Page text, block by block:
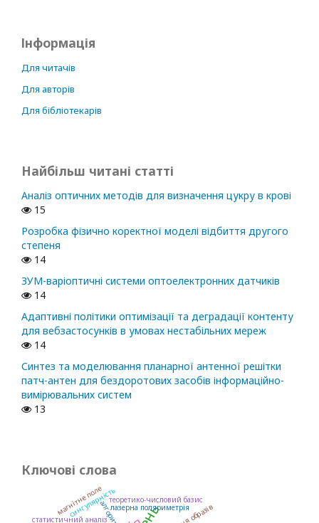
Інформація
Для читачів
Для авторів
Для бібліотекарів
Найбільш читані статті
Аналіз оптичних методів для визначення цукру в крові
15
Розробка фізично коректної моделі відбиття другого
степеня
14
ЗУМ-варіоптичні системи оптоелектронних датчиків
14
Адаптивні політики оптимізації та деградації контенту
для вебзастосунків в умовах нестабільних мереж
14
Синтез та моделювання планарної антенної решітки
патч-антен для бездоротових засобів інформаційно-
вимірювальних систем
13
Ключові слова
статистичний аналізалгоритмлазерна поляриметрія
сингулярність
магнітне поле теоретико-числовий базис